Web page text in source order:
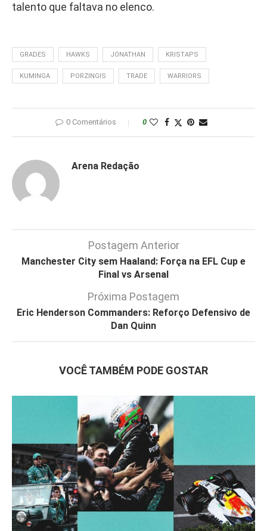
talento que faltava no elenco.
GRADES HAWKS JONATHAN KRISTAPS
KUMINGA PORZINGIS TRADE WARRIORS
0 Comentários 0
Arena Redação
Postagem Anterior
Manchester City sem Haaland: Força na EFL Cup e
Final vs Arsenal
Próxima Postagem
Eric Henderson Commanders: Reforço Defensivo de
Dan Quinn
VOCÊ TAMBÉM PODE GOSTAR